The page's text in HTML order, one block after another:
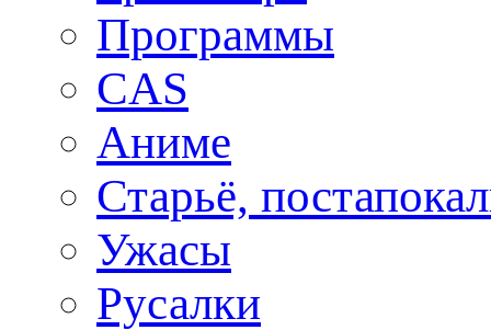
Программы
CAS
Аниме
Старьё,
Ужасы
Русалки